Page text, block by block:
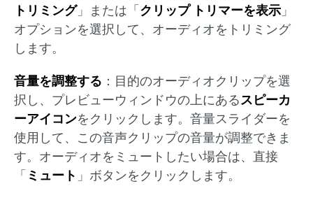
トリミング」または「 クリップ トリマーを表示 」
オプションを選択して、オーディオをトリミング
します。
音量を調整する ：目的のオーディオクリップを選
択し、プレビューウィンドウの上にあるスピーカ
ーアイコンをクリックします。音量スライダーを
使用して、この音声クリップの音量が調整できま
す。オーディオをミュートしたい場合は、直接
「 ミュート 」ボタンをクリックします。